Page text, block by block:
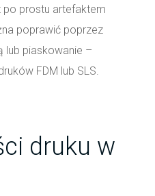
po prostu artefaktem
poprawić poprzez
lub piaskowanie –
FDM lub SLS.
druku w